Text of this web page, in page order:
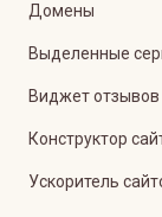
Домены
Выделенные
Виджет отзывов
Конструктор
Ускоритель